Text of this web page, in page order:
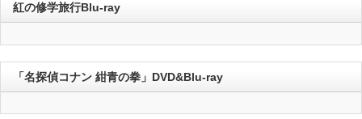
紅の修学旅行Blu-ray
「名探偵コナン 紺青の拳」DVD&Blu-ray